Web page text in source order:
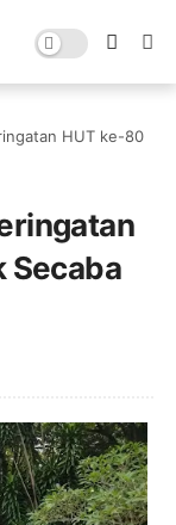
HUT ke-80
Secaba